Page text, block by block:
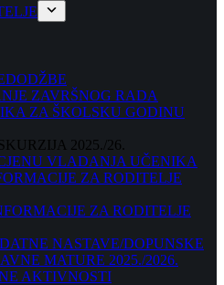
ZAVRŠNOG RADA
ZA ŠKOLSKU GODINU
2025./26.
VLADANJA UČENIKA
ZA RODITELJE
ZA RODITELJE
NASTAVE/DOPUNSKE
MATURE 2025./2026.
AKTIVNOSTI